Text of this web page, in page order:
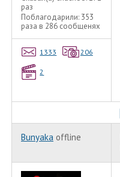
раз
Поблагодарили: 353
раза в 286 сообщенях
1333 206
2
Bunyaka offline